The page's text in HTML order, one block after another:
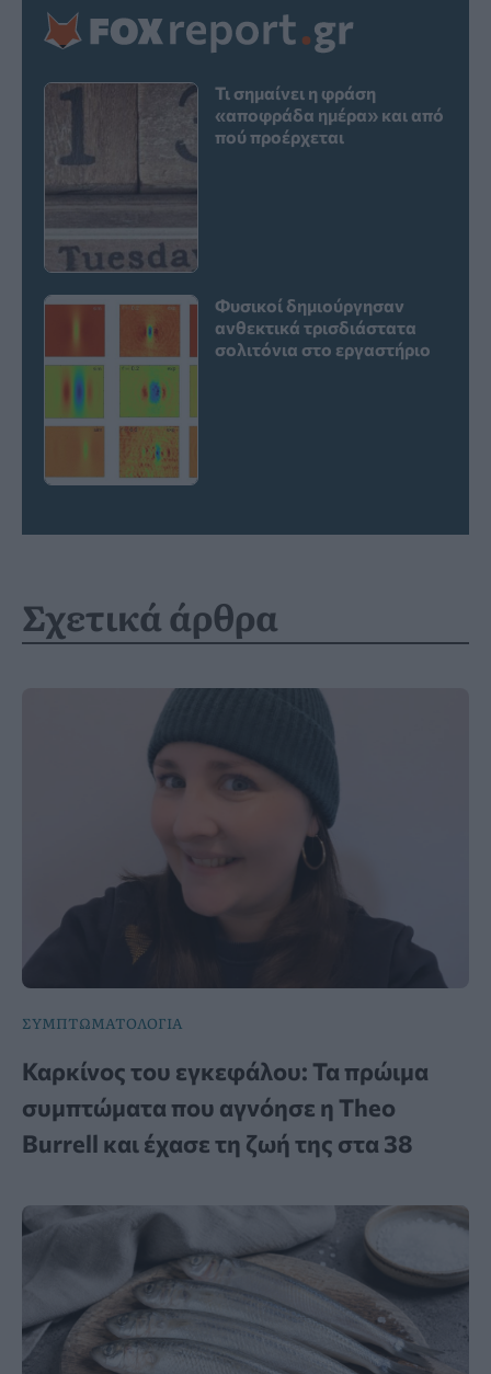
Τι σημαίνει η φράση
«αποφράδα ημέρα» και από
πού προέρχεται
Φυσικοί δημιούργησαν
ανθεκτικά τρισδιάστατα
σολιτόνια στο εργαστήριο
Σχετικά άρθρα
ΣΥΜΠΤΩΜΑΤΟΛΟΓΙΑ
Καρκίνος του εγκεφάλου: Τα πρώιμα
συμπτώματα που αγνόησε η Theo
Burrell και έχασε τη ζωή της στα 38